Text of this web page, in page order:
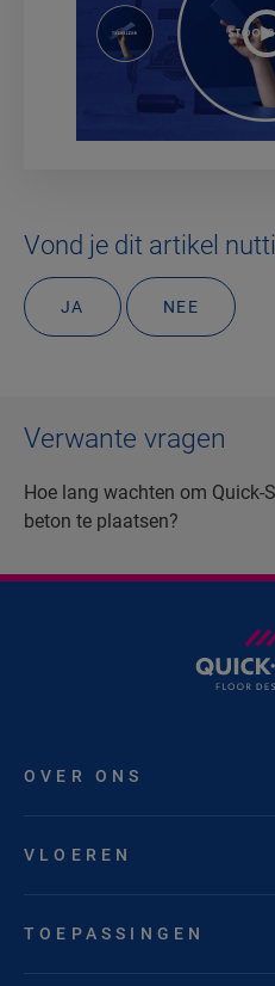
Vond je dit artikel
JA NEE
Verwante vragen
Hoe lang wachten om Quick-
beton te plaatsen?
OVER ONS
VLOEREN
TOEPASSINGEN